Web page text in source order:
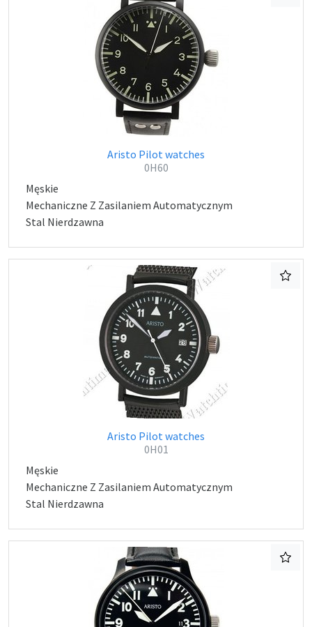
Aristo Pilot watches
0H60
Męskie
Mechaniczne Z Zasilaniem Automatycznym
Stal Nierdzawna
Aristo Pilot watches
0H01
Męskie
Mechaniczne Z Zasilaniem Automatycznym
Stal Nierdzawna